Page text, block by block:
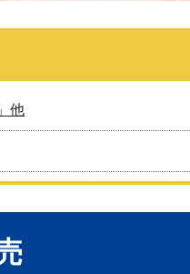
他